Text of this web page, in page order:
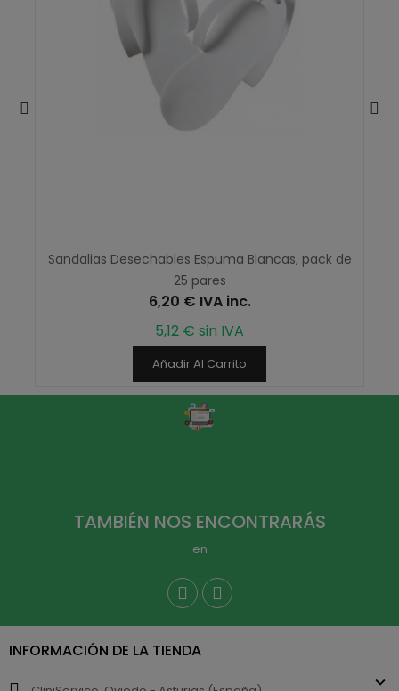
Sandalias Desechables Espuma Blancas, pack de
25 pares
6,20 € IVA inc.
5,12 € sin IVA
Añadir Al Carrito
TAMBIÉN NOS ENCONTRARÁS
en
INFORMACIÓN DE LA TIENDA